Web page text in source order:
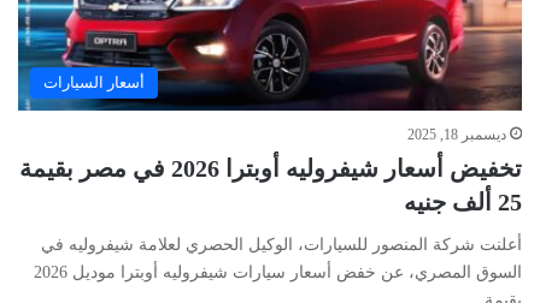
أسعار السيارات
ديسمبر 18, 2025
تخفيض أسعار شيفروليه أوبترا 2026 في مصر بقيمة
25 ألف جنيه
أعلنت شركة المنصور للسيارات، الوكيل الحصري لعلامة شيفروليه في
السوق المصري، عن خفض أسعار سيارات شيفروليه أوبترا موديل 2026